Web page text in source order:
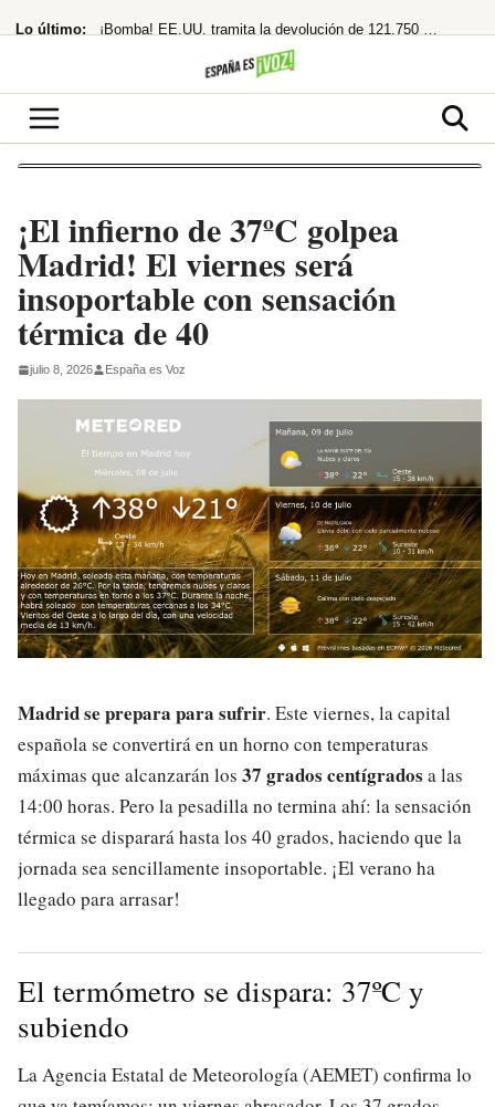
al Lo último: ¡Bomba! EE.UU. tramita la devolución de 121.750 millones por aranceles de Trump
¡Acusa una trama digital y deja un legado en llamas!
¡El infierno de 37ºC golpea
Madrid! El viernes será
insoportable con sensación
térmica de 40
julio 8, 2026 España es Voz
Madrid se prepara para sufrir. Este viernes, la capital
española se convertirá en un horno con temperaturas
máximas que alcanzarán los 37 grados centígrados a las
14:00 horas. Pero la pesadilla no termina ahí: la sensación
térmica se disparará hasta los 40 grados, haciendo que la
jornada sea sencillamente insoportable. ¡El verano ha
llegado para arrasar!
El termómetro se dispara: 37ºC y
subiendo
La Agencia Estatal de Meteorología (AEMET) confirma lo